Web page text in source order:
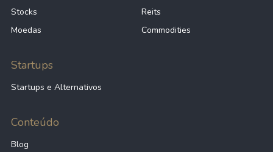
Stocks
Reits
Moedas
Commodities
Startups
Startups e Alternativos
Conteúdo
Blog